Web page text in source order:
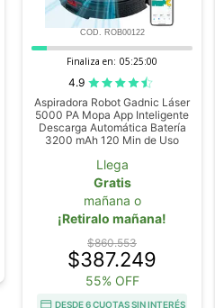
COD. ROB00122
Finaliza en: 05:24:59
4.9
Aspiradora Robot Gadnic Láser
5000 PA Mopa App Inteligente
Descarga Automática Batería
3200 mAh 120 Min de Uso
Llega
Gratis
mañana o
¡Retiralo mañana!
$860.553
$387.249
55% OFF
DESDE 6 CUOTAS SIN INTERÉS